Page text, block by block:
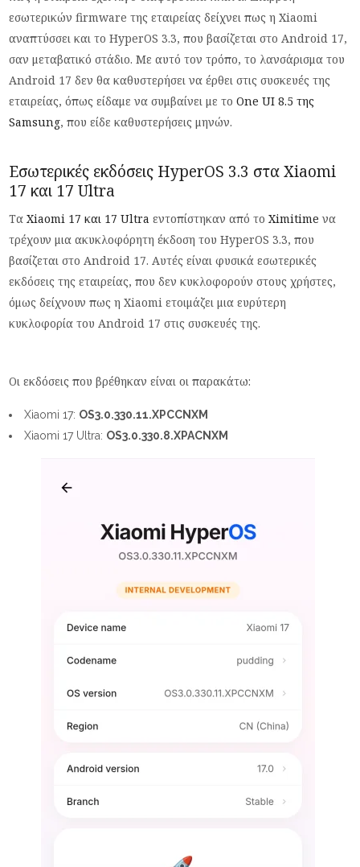
εσωτερικών firmware της εταιρείας δείχνει πως η Xiaomi
αναπτύσσει και το HyperOS 3.3, που βασίζεται στο Android 17,
σαν μεταβατικό στάδιο. Με αυτό τον τρόπο, το λανσάρισμα του
Android 17 δεν θα καθυστερήσει να έρθει στις συσκευές της
εταιρείας, όπως είδαμε να συμβαίνει με τοOne UI 8.5 της
Samsung, που είδε καθυστερήσεις μηνών.
Εσωτερικές εκδόσεις HyperOS 3.3 στα Xiaomi
17 και 17 Ultra
ΤαXiaomi 17 και 17 Ultra εντοπίστηκαν από τοXimitime να
τρέχουν μια ακυκλοφόρητη έκδοση του HyperOS 3.3, που
βασίζεται στο Android 17. Αυτές είναι φυσικά εσωτερικές
εκδόσεις της εταιρείας, που δεν κυκλοφορούν στους χρήστες,
όμως δείχνουν πως η Xiaomi ετοιμάζει μια ευρύτερη
κυκλοφορία του Android 17 στις συσκευές της.
Οι εκδόσεις που βρέθηκαν είναι οι παρακάτω:
Xiaomi 17: OS3.0.330.11.XPCCNXM
Xiaomi 17 Ultra: OS3.0.330.8.XPACNXM